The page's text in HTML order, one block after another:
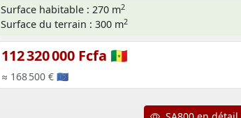
Surface habitable : 270 m2
Surface du terrain : 300 m2
112 320 000 Fcfa 🇸🇳
≈ 168 500 € 🇪🇺